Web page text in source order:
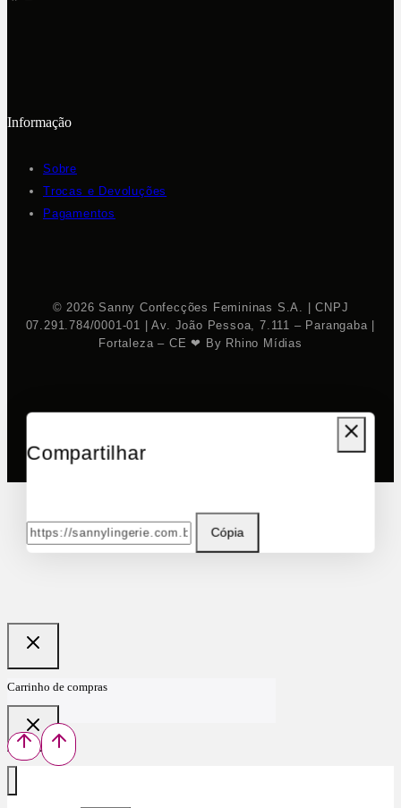
Informação
Sobre
Trocas e Devoluções
Pagamentos
© 2026 Sanny Confecções Femininas S.A. | CNPJ
07.291.784/0001-01 | Av. João Pessoa, 7.111 – Parangaba |
Fortaleza – CE ❤ By Rhino Mídias
Compartilhar
Cópia
Carrinho de compras